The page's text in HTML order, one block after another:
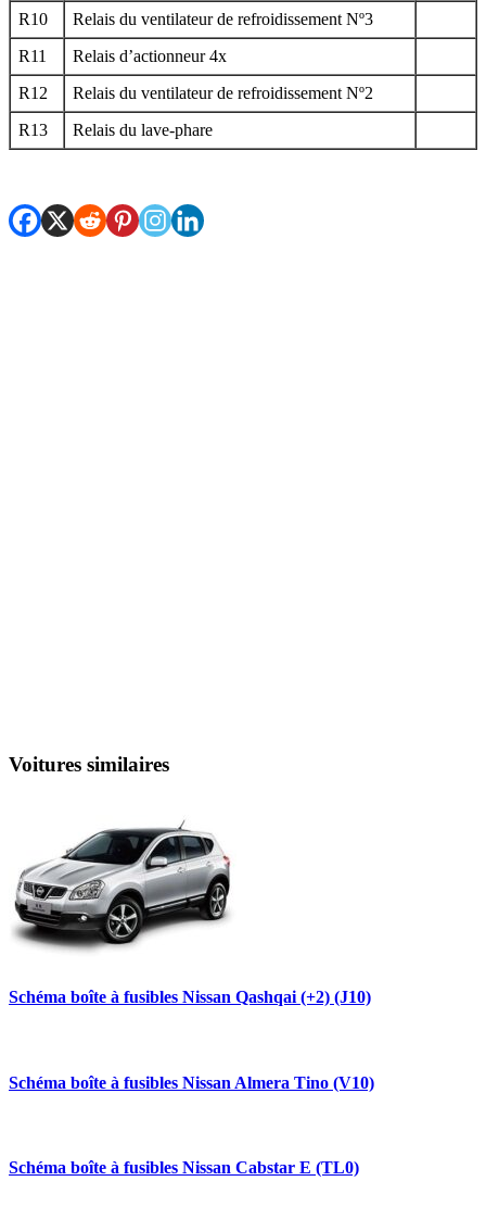
R10
Relais du ventilateur de refroidissement Nº3
R11
Relais d’actionneur 4x
R12
Relais du ventilateur de refroidissement Nº2
R13
Relais du lave-phare
Voitures similaires
Schéma boîte à fusibles Nissan Qashqai (+2) (J10)
Schéma boîte à fusibles Nissan Almera Tino (V10)
Schéma boîte à fusibles Nissan Cabstar E (TL0)